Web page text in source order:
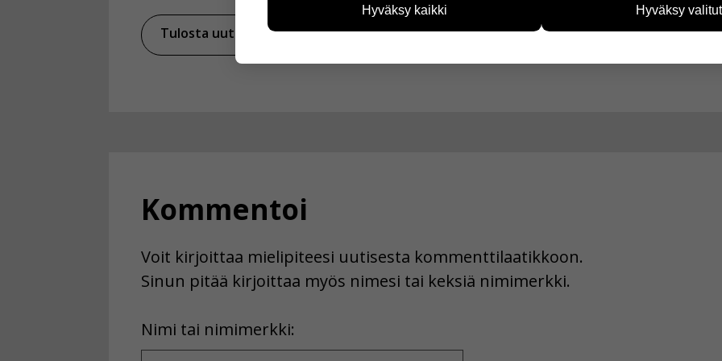
Tulosta uutinen Jaa Facebookissa
Kommentoi
Voit kirjoittaa mielipiteesi uutisesta kommenttilaatikkoon.
Sinun pitää kirjoittaa myös nimesi tai keksiä nimimerkki.
Nimi tai nimimerkki:
Name
esimerkiksi kävijämääristä ja siitä, mitä sivuja käytetään ja miten sivuilla
kuitenkaan kerää henkilötietoja kuten nimiä, eikä tietoja voi yhdistää
Hyväksy kaikki Hyväksy valitut